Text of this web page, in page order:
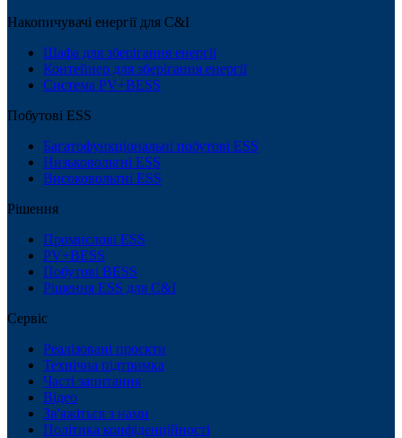
Накопичувачі енергії для C&I
Шафа для зберігання енергії
Контейнер для зберігання енергії
Система PV+BESS
Побутові ESS
Багатофункціональні побутові ESS
Низьковольтні ESS
Високовольтні ESS
Рішення
Промислові ESS
PV+BESS
Побутові BESS
Рішення ESS для C&I
Сервіс
Реалізовані проєкти
Технічна підтримка
Часті запитання
Відео
Зв'яжіться з нами
Політика конфіденційності